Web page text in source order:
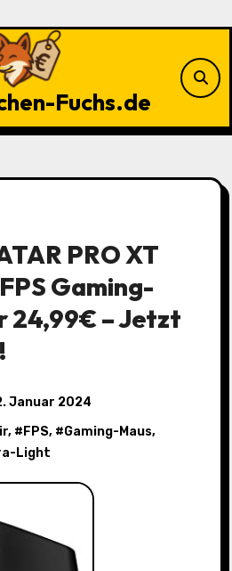
Fuchs.de
PRO XT
Gaming-
24,99€ – Jetzt
Januar 2024
, # FPS, #Gaming-Maus,
Light